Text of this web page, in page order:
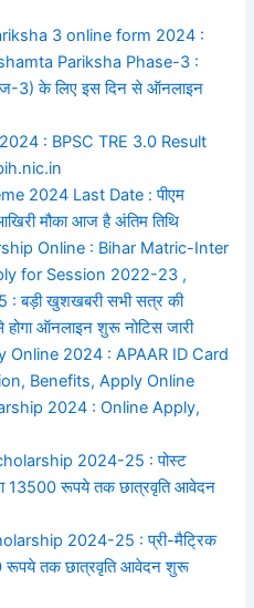
3 online form 2024 :
Pariksha Phase-3 :
3) के लिए इस दिन से ऑनलाइन
: BPSC TRE 3.0 Result
2024 Last Date : पीएम
मौका आज है अंतिम तिथि
Online : Bihar Matric-Inter
for Session 2022-23 ,
बड़ी खुशखबरी सभी सत्र की
ऑनलाइन शुरू नोटिस जारी
Online 2024 : APAAR ID Card
Benefits, Apply Online
2024 : Online Apply,
2024-25 : पोस्ट
13500 रूपये तक छात्रवृति आवेदन
2024-25 : प्री-मैट्रिक
रूपये तक छात्रवृति आवेदन शुरू